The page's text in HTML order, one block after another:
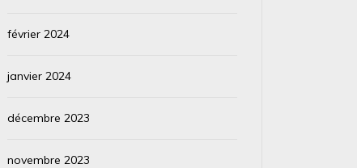
février 2024
janvier 2024
décembre 2023
novembre 2023